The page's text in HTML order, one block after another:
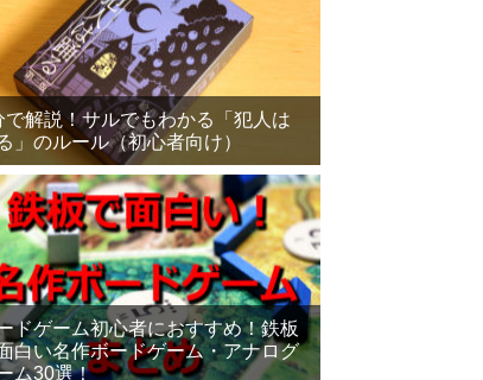
で解説！サルでもわかる「犯人は
」のルール（初心者向け）
ドゲーム初心者におすすめ！鉄板
白い名作ボードゲーム・アナログ
ム30選！